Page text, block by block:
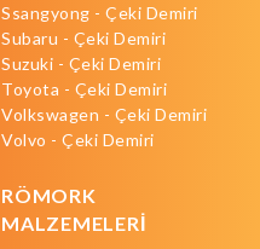
Ssangyong - Çeki Demiri
Subaru - Çeki Demiri
Suzuki - Çeki Demiri
Toyota - Çeki Demiri
Volkswagen - Çeki Demiri
Volvo - Çeki Demiri
RÖMORK
MALZEMELERİ